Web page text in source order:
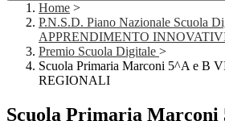
Home >
P.N.S.D. Piano Nazionale Scuola
APPRENDIMENTO
Premio Scuola Digitale >
Scuola Primaria Marconi 5^A e B
REGIONALI
Scuola Primaria Marconi